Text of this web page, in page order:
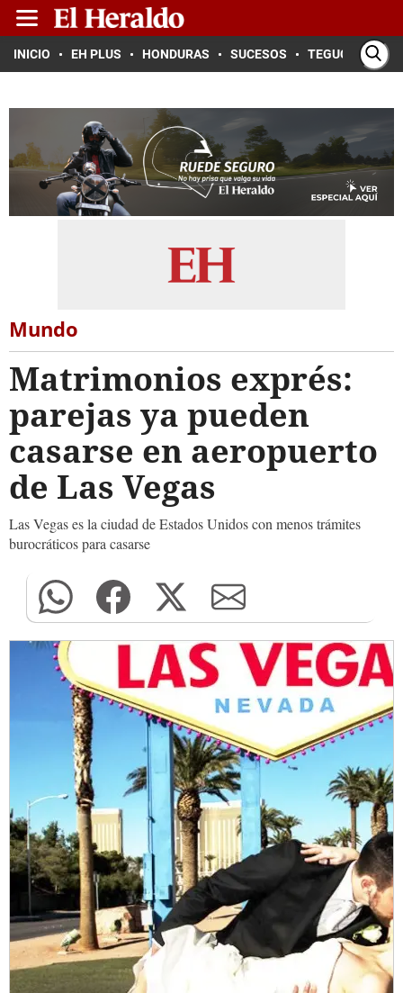
INICIO EH PLUS HONDURAS SUCESOS TEGUCIGALPA
Mundo
Matrimonios exprés:
parejas ya pueden
casarse en aeropuerto
de Las Vegas
Las Vegas es la ciudad de Estados Unidos con menos trámites
burocráticos para casarse